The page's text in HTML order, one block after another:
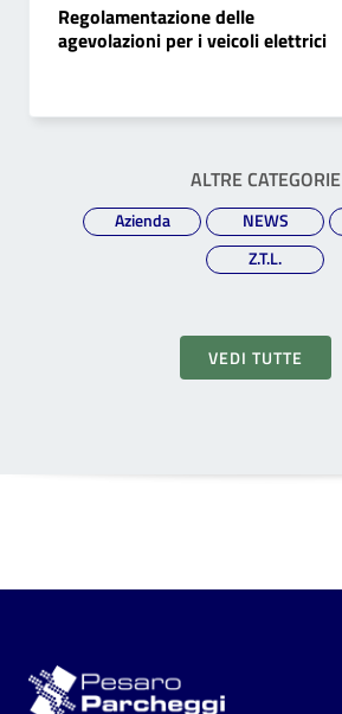
Regolamentazione delle
agevolazioni per i veicoli elettrici
ALTRE CATEGORIE
Azienda NEWS
Z.T.L.
VEDI TUTTE